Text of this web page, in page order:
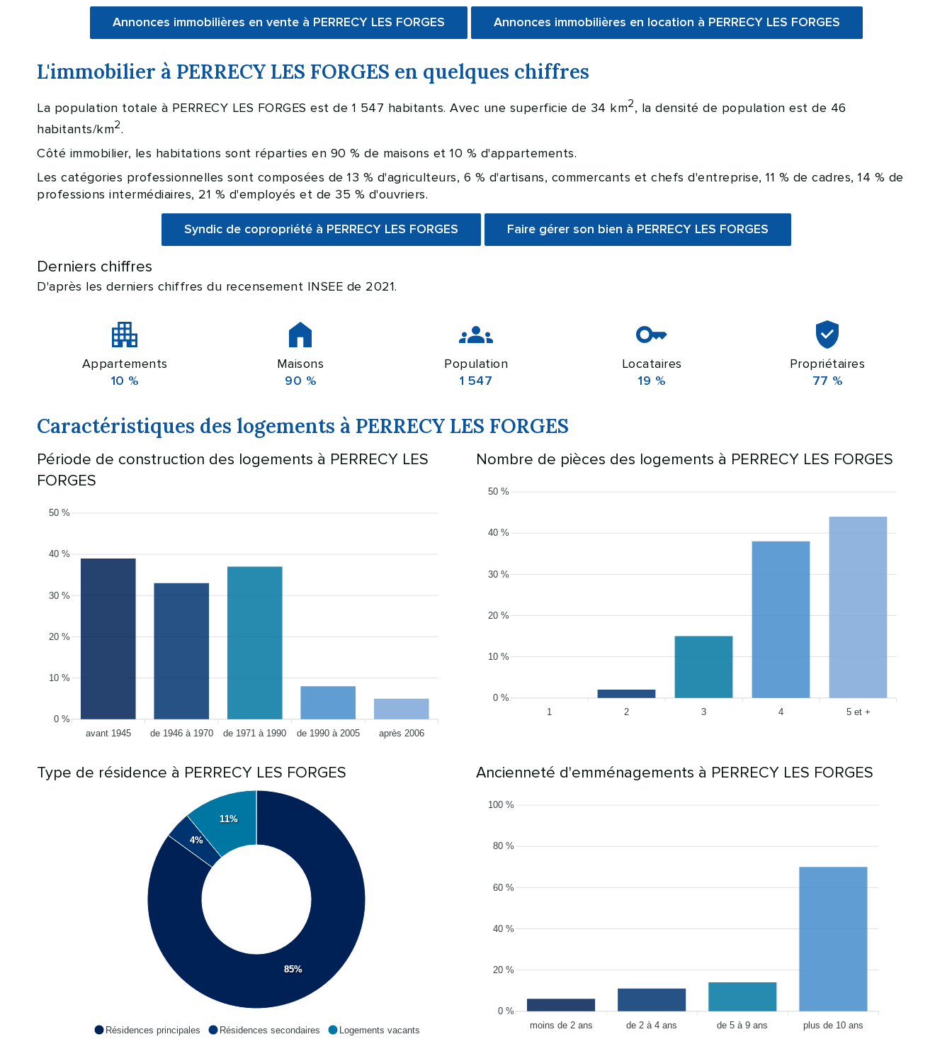
Annonces immobilières en vente à PERRECY LES FORGES Annonces immobilières en location à PERRECY LES FORGES
L'immobilier à PERRECY LES FORGES en quelques chiffres
La population totale à PERRECY LES FORGES est de 1 547 habitants. Avec une superficie de 34 km2, la densité de population est de 46
habitants/km2.
Côté immobilier, les habitations sont réparties en 90 % de maisons et 10 % d'appartements.
Les catégories professionnelles sont composées de 13 % d'agriculteurs, 6 % d'artisans, commercants et chefs d'entreprise, 11 % de cadres, 14 % de
professions intermédiaires, 21 % d'employés et de 35 % d'ouvriers.
Syndic de copropriété à PERRECY LES FORGES Faire gérer son bien à PERRECY LES FORGES
Derniers chiffres
D'après les derniers chiffres du recensement INSEE de 2021.
Appartements
10 %
Maisons
90 %
Population
1 547
Locataires
19 %
Propriétaires
77 %
Caractéristiques des logements à PERRECY LES FORGES
Période de construction des logements à PERRECY LES
FORGES
50 %
40 %
30 %
20 %
10 %
0 %
avant 1945
de 1946 à 1970 de 1971 à 1990 de 1990 à 2005 après 2006
Nombre de pièces des logements à PERRECY LES FORGES
50 %
40 %
30 %
20 %
10 %
0 %
1
2 3 4 5 et +
Type de résidence à PERRECY LES FORGES
85%
4%
11%
Résidences principales Résidences secondaires Logements vacants
Ancienneté d'emménagements à PERRECY LES FORGES
100 %
80 %
60 %
40 %
20 %
0 %
moins de 2 ans
de 2 à 4 ans de 5 à 9 ans plus de 10 ans